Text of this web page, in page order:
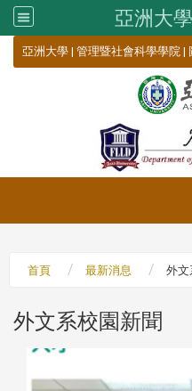
亞洲大
亞洲大學 | 管理暨社會科學學院 |
首頁 最新消息 外文
外文系校園新聞